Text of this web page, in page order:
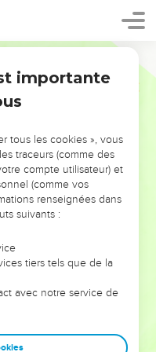
!
VOUS ÉVITER LES
les doutes, les erreurs
alors même que ce
façonnés.
et responsables
afin que leurs erreurs
importante
tous les cookies », vous
traceurs (comme des
compte utilisateur) et
(comme vos
renseignées dans
suivants :
tiers tels que de la
avec notre service de